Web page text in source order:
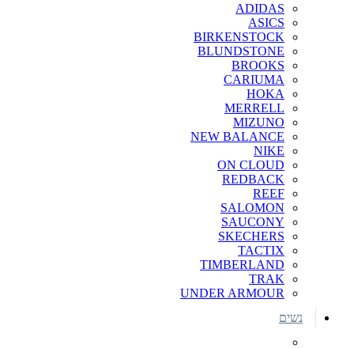
ADIDAS
ASICS
BIRKENSTOCK
BLUNDSTONE
BROOKS
CARIUMA
HOKA
MERRELL
MIZUNO
NEW BALANCE
NIKE
ON CLOUD
REDBACK
REEF
SALOMON
SAUCONY
SKECHERS
TACTIX
TIMBERLAND
TRAK
UNDER ARMOUR
נשים